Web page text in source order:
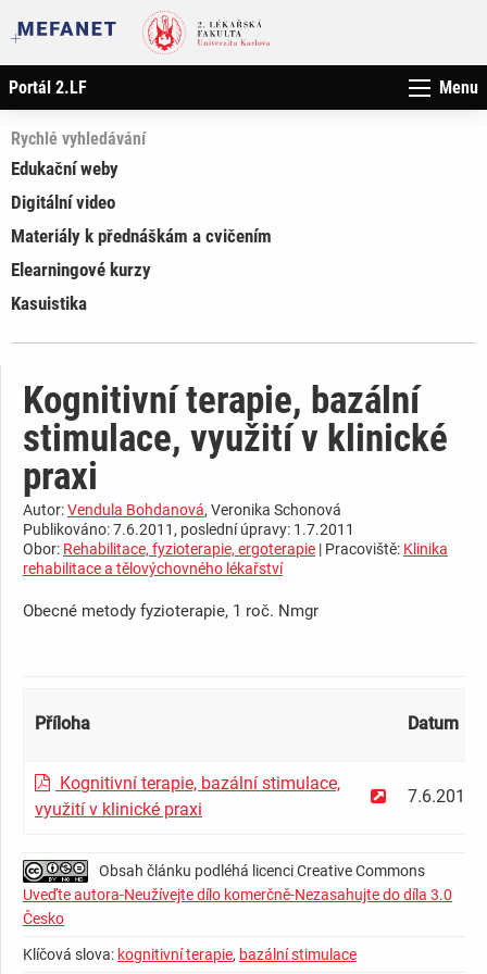
Portál 2.LF Menu
Rychlé vyhledávání
Edukační weby
Digitální video
Materiály k přednáškám a cvičením
Elearningové kurzy
Kasuistika
Kognitivní terapie, bazální
stimulace, využití v klinické
praxi
Autor:Vendula Bohdanová, Veronika Schonová
Publikováno: 7.6.2011, poslední úpravy: 1.7.2011
Obor: Rehabilitace, fyzioterapie, ergoterapie | Pracoviště: Klinika
rehabilitace a tělovýchovného lékařství
Obecné metody fyzioterapie, 1 roč. Nmgr
Příloha Datum
Kognitivní terapie, bazální stimulace,
využití v klinické praxi
7.6.2011
Obsah článku podléhá licenci Creative Commons
Uveďte autora-Neužívejte dílo komerčně-Nezasahujte do díla 3.0
Česko
Klíčová slova: kognitivní terapie, bazální stimulace